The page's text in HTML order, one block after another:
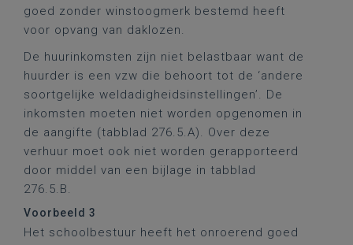
goed zonder winstoogmerk bestemd heeft
voor opvang van daklozen.
De huurinkomsten zijn niet belastbaar want de
huurder is een vzw die behoort tot de ‘andere
soortgelijke weldadigheidsinstellingen’. De
inkomsten moeten niet worden opgenomen in
de aangifte (tabblad 276.5.A). Over deze
verhuur moet ook niet worden gerapporteerd
door middel van een bijlage in tabblad
276.5.B.
Voorbeeld 3
Het schoolbestuur heeft het onroerend goed